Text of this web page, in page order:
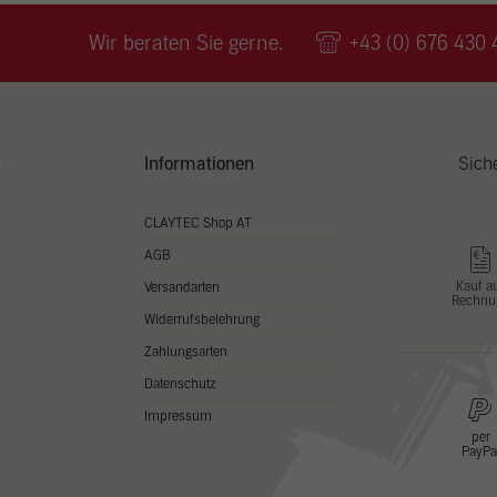
Wir beraten Sie gerne. +43 (0) 676 430
Informationen
CLAYTEC Shop AT
AGB
Versandarten
Widerrufsbelehrung
Zahlungsarten
Datenschutz
Impressum
Kauf
per
PayPal
zu